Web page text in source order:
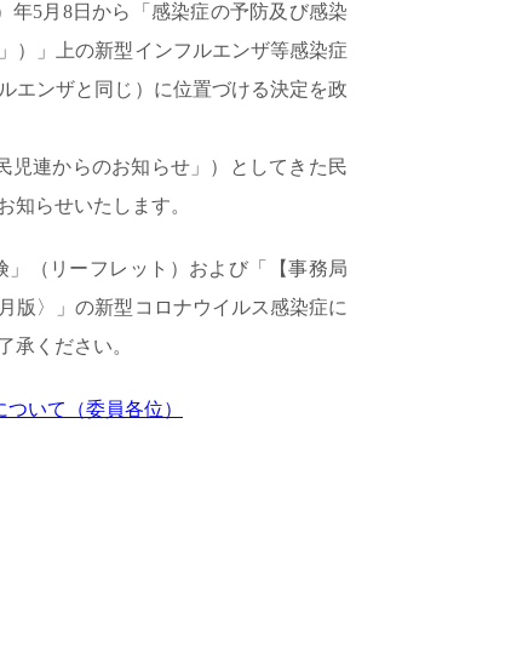
年5月8日から「感染症の予防及び感染
）」上の新型インフルエンザ等感染症
エンザと同じ）に位置づける決定を政
児連からのお知らせ」）としてきた民
知らせいたします。
（リーフレット）および「【事務局
版〉」の新型コロナウイルス感染症に
承ください。
いて（委員各位）